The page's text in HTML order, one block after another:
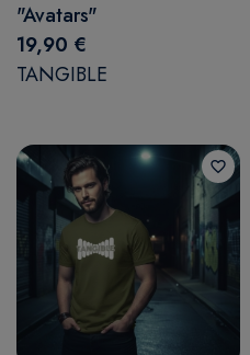
"Avatars"
19,90 €
TANGIBLE
favorite_border